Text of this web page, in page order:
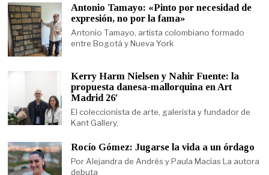
Antonio Tamayo: «Pinto por necesidad de
expresión, no por la fama»
Antonio Tamayo, artista colombiano formado
entre Bogotá y Nueva York
Kerry Harm Nielsen y Nahir Fuente: la
propuesta danesa-mallorquina en Art
Madrid 26′
El coleccionista de arte, galerista y fundador de
Kant Gallery,
Rocío Gómez: Jugarse la vida a un órdago
Por Alejandra de Andrés y Paula Macías La autora
debuta